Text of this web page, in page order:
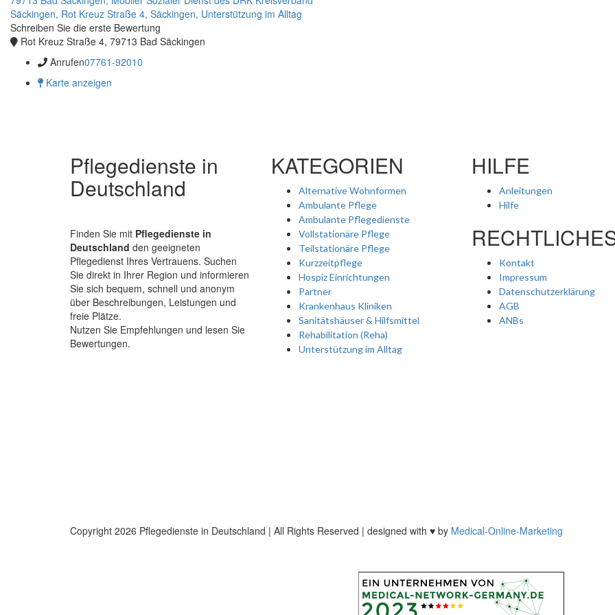
Säckingen, Rot Kreuz Straße 4, Säckingen, Unterstützung im Alltag
Schreiben Sie die erste Bewertung
Rot Kreuz Straße 4, 79713 Bad Säckingen
Anrufen07761-92010
Karte anzeigen
Pflegedienste in
Deutschland
Finden Sie mit Pflegedienste in
Deutschland den geeigneten
Pflegedienst Ihres Vertrauens. Suchen
Sie direkt in Ihrer Region und informieren
Sie sich bequem, schnell und anonym
über Beschreibungen, Leistungen und
freie Plätze.
Nutzen Sie Empfehlungen und lesen Sie
Bewertungen.
KATEGORIEN
Alternative Wohnformen
Ambulante Pflege
Ambulante Pflegedienste
Vollstationäre Pflege
Teilstationäre Pflege
Kurzzeitpflege
Hospiz Einrichtungen
Partner
Krankenhaus Kliniken
Sanitätshäuser & Hilfsmittel
Rehabilitation (Reha)
Unterstützung im Alltag
HILFE
Anleitungen
Hilfe
Kontakt
Impressum
Datenschutzerklärung
AGB
ANBs
Copyright 2026 Pflegedienste in Deutschland | All Rights Reserved | designed with ♥ by Medical-Online-Marketing